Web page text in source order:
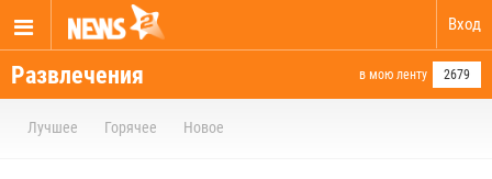
Вход
Развлечения в мою ленту 2679
Лучшее Горячее Новое